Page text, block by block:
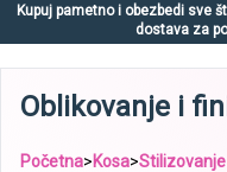
Kupuj pametno i obezbedi sve
dostava za
Oblikovanje i
Početna>Kosa>